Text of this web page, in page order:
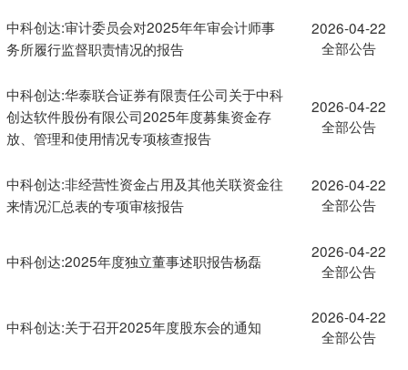
中科创达:审计委员会对2025年年审会计师事
务所履行监督职责情况的报告
2026-04-22
全部公告
中科创达:华泰联合证券有限责任公司关于中科
创达软件股份有限公司2025年度募集资金存
放、管理和使用情况专项核查报告
2026-04-22
全部公告
中科创达:非经营性资金占用及其他关联资金往
来情况汇总表的专项审核报告
2026-04-22
全部公告
中科创达:2025年度独立董事述职报告杨磊
2026-04-22
全部公告
中科创达:关于召开2025年度股东会的通知
2026-04-22
全部公告